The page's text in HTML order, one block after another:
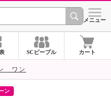
CHANNEL シメニュー
SCピープル カート
ワン
ン